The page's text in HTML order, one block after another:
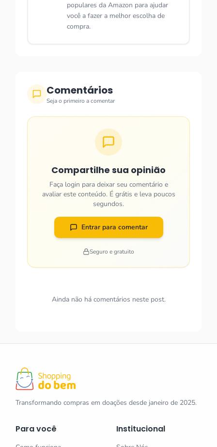
populares da Amazon para ajudar
você a fazer a melhor escolha de
compra.
Comentários
Seja o primeiro a comentar
Compartilhe sua opinião
Faça login para deixar seu comentário e
avaliar este conteúdo. É grátis e leva poucos
segundos.
Entrar para comentar
Seguro e gratuito
Ainda não há comentários neste post.
Transformando compras em doações desde janeiro de 2025.
Para você Institucional